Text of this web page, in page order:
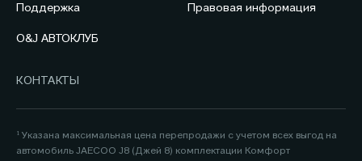
Поддержка
O&J АВТОКЛУБ
Правовая информация
КОНТАКТЫ
¹ Указана максимальная цена перепродажи с учетом всех выгод на
автомобиль JAECOO J8 (Джей 8) комплектации Комфорт